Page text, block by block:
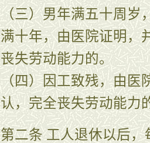
（三）男年满五十周岁
满十年，由医院证明，
丧失劳动能力的。
（四）因工致残，由医
认，完全丧失劳动能力
第二条 工人退休以后